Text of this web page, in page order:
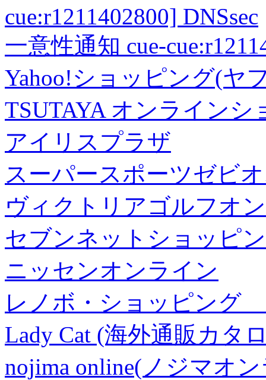
cue:r1211402800] DNSsec
一意性通知 cue-
Yahoo!ショッピング(ヤ
TSUTAYA オンラインシ
アイリスプラザ
スーパースポーツゼビ
ヴィクトリアゴルフオ
セブンネットショッピ
ニッセンオンライン
レノボ・ショッピング
Lady Cat (海外通販カタ
nojima online(ノジマオ